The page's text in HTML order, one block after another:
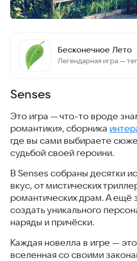
Бесконечное Лето
Senses
Это игра — что-то вроде
романтики», сборника
где вы сами выбираете
судьбой своей героини.
В Senses собраны десятки
вкус, от мистических
романтических драм. А ещё
создать уникального
наряды и причёски.
Каждая новелла в игре —
вселенная со своими